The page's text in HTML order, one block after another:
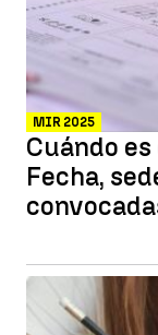
MIR 2025
Cuándo
Fecha,